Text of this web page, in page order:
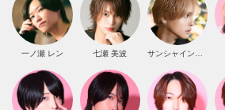
一ノ瀬 レン 七瀬 美波